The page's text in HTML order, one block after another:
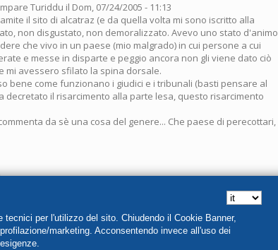
Turiddu il Dom, 07/24/2005 - 11:13
il sito di alcatraz (e da quella volta mi sono iscritto alla
non disgustato, non demoralizzato. Avevo uno stato d'animo
che vivo in un paese (mio malgrado) in cui persone a cui
e messe in disparte e peggio ancora non gli viene dato ciò
mi avessero sfilato la spina dorsale.
bene come funzionano i giudici e i tribunali (basti pensare al
decretato il risarcimento alla parte lesa, questo risarcimento
da sè una cosa del genere... Che paese di perecottari,
e Partita Iva 01956540544
per l'utilizzo del sito. Chiudendo il Cookie Banner,
marketing. Acconsentendo invece all'uso dei